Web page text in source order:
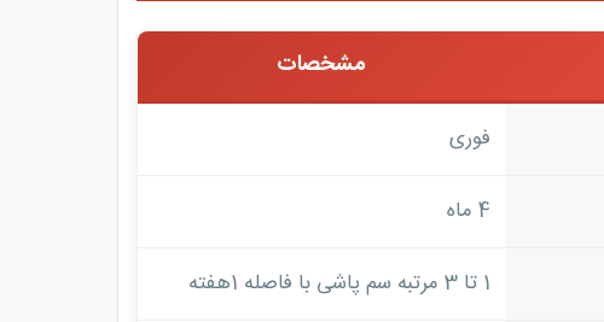
مشخصات
فوری
4 ماه
1 تا 3 مرتبه سم پاشی با فاصله 1هفته